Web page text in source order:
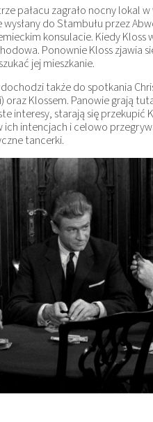
pałacu zagrało nocny lokal w
do Stambułu przez
konsulacie. Kiedy
Ponownie Kloss zjawia
jej mieszkanie.
także do spotkania
oraz Klossem. Panowie grają
interesy, starają się przekupić
ich intencjach i celowo
tancerki.